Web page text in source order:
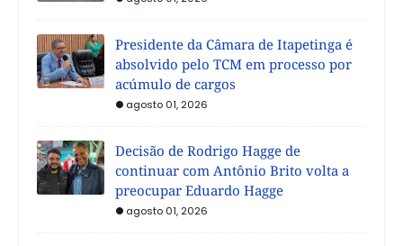
Presidente da Câmara de Itapetinga é
absolvido pelo TCM em processo por
acúmulo de cargos
agosto 01, 2026
Decisão de Rodrigo Hagge de
continuar com Antônio Brito volta a
preocupar Eduardo Hagge
agosto 01, 2026